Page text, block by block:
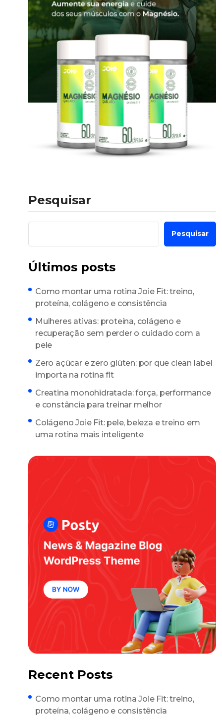
Pesquisar
Pesquisar
Últimos posts
Como montar uma rotina Joie Fit: treino,
proteína, colágeno e consistência
Mulheres ativas: proteína, colágeno e
recuperação sem perder o cuidado com a
pele
Zero açúcar e zero glúten: por que clean label
importa na rotina fit
Creatina monohidratada: força, performance
e constância para treinar melhor
Colágeno Joie Fit: pele, beleza e treino em
uma rotina mais inteligente
Recent Posts
Como montar uma rotina Joie Fit: treino,
proteína, colágeno e consistência